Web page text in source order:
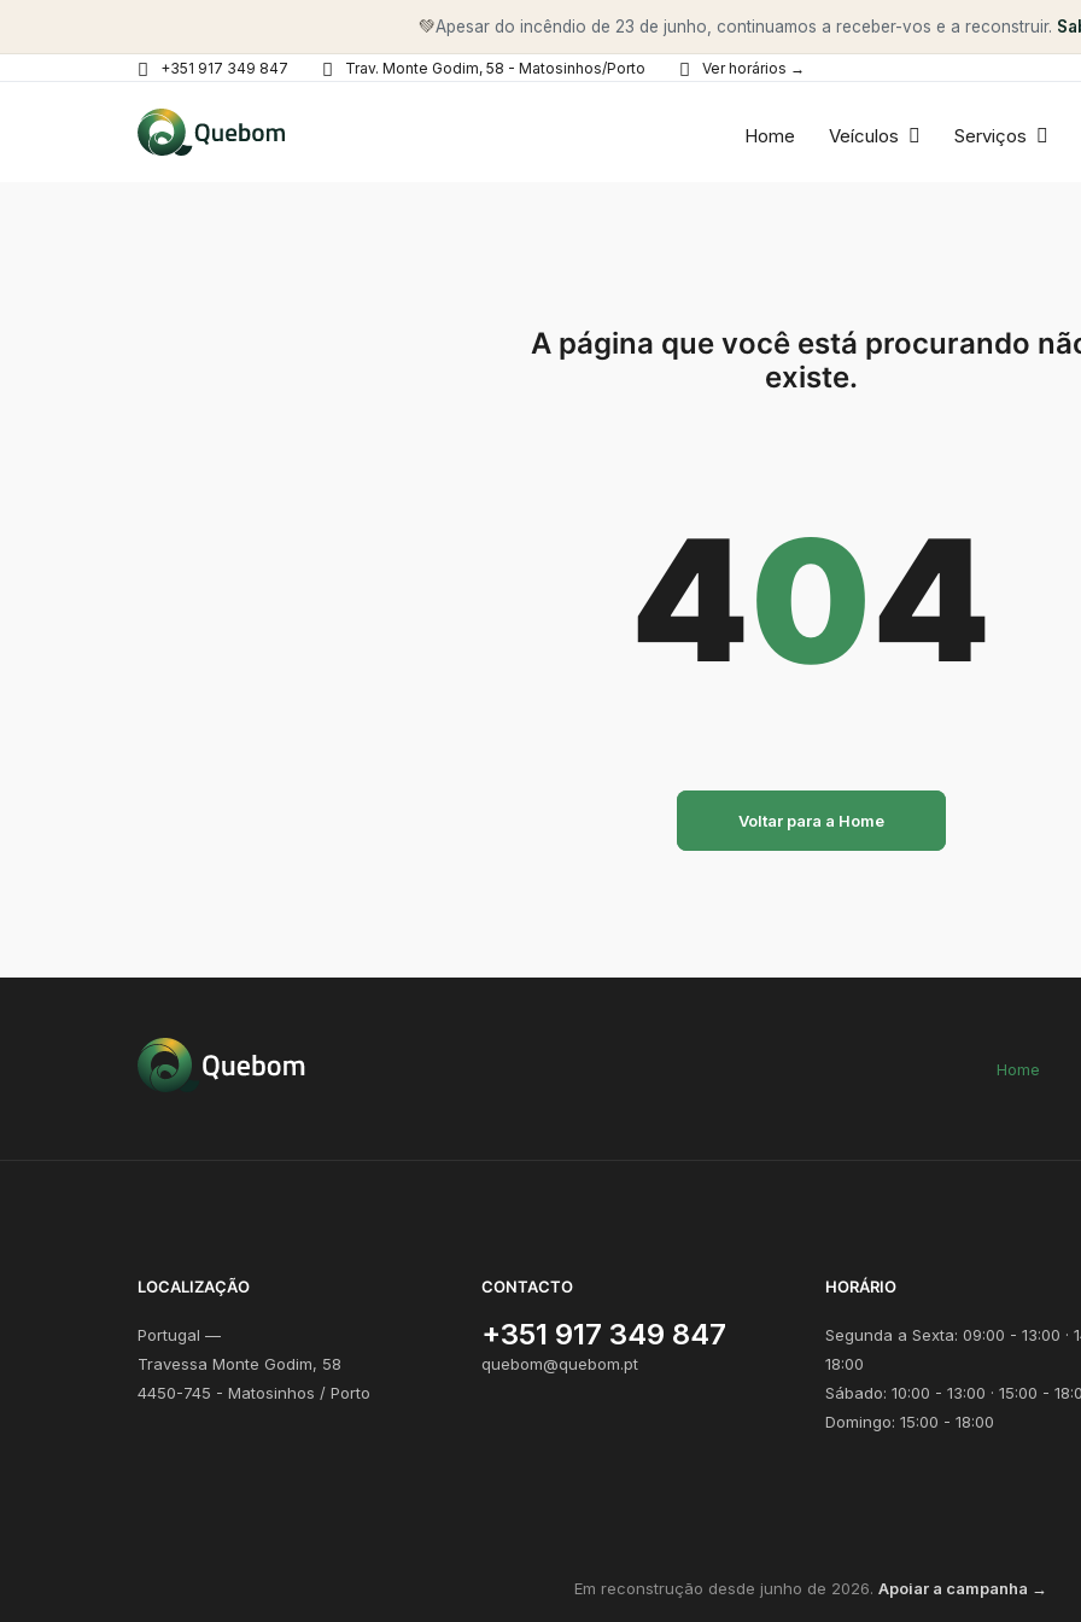
💚Apesar do incêndio de 23 de junho, continuamos a receber-vos e a reconstruir.
+351 917 349 847 Trav. Monte Godim, 58 - Matosinhos/Porto Ver horários →
Home Veículos Serviços
A página que você está procurando
existe.
404
Voltar para a Home
Home
LOCALIZAÇÃO
Portugal —
Travessa Monte Godim, 58
4450-745 - Matosinhos / Porto
CONTACTO
+351 917 349 847
quebom@quebom.pt
HORÁRIO
Segunda a Sexta: 09:00 - 13:00 ·
18:00
Sábado: 10:00 - 13:00 · 15:00 -
Domingo: 15:00 - 18:00
Em reconstrução desde junho de 2026. Apoiar a campanha →